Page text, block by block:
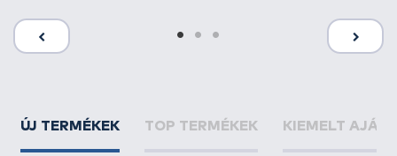
ÚJ TERMÉKEK TOP TERMÉKEK KIEMELT